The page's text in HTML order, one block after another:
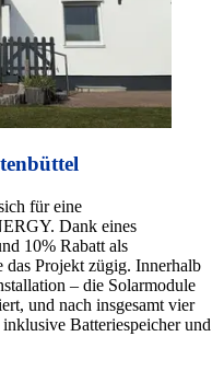
für eine
Dank eines
10% Rabatt als
das Projekt zügig. Innerhalb
– die Solarmodule
und nach insgesamt vier
Batteriespeicher und